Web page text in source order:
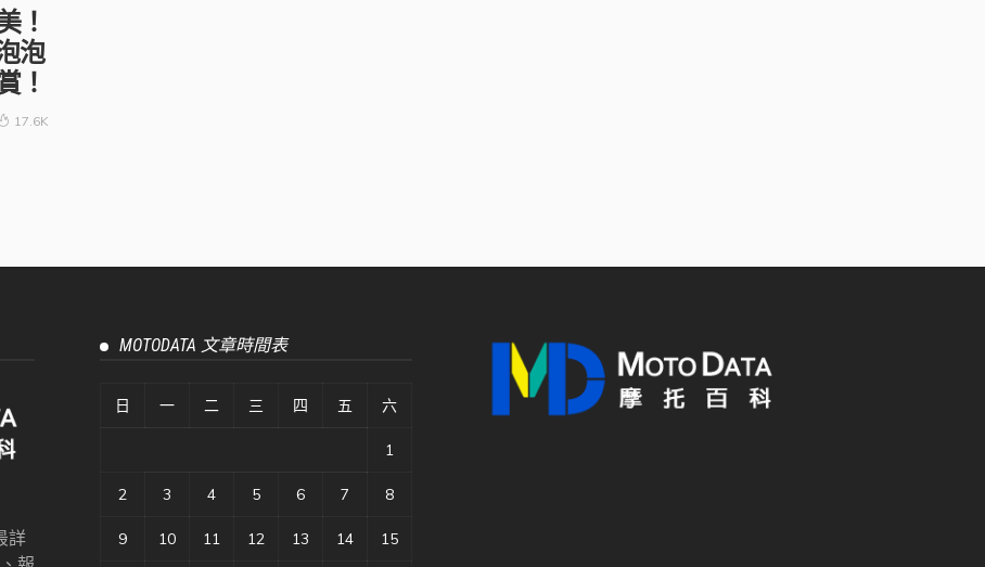
！
泡
！
17.6K
詳
MOTODATA 文章時間表
日 一 二 三 四 五 六
1
2 3 4 5 6 7 8
9 10 11 12 13 14 15